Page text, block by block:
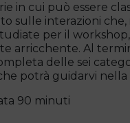
in cui può essere
sulle interazioni
per il
arricchente. Al
delle sei
potrà guidarvi
90 minuti